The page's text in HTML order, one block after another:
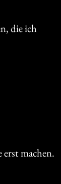
die ich
machen.